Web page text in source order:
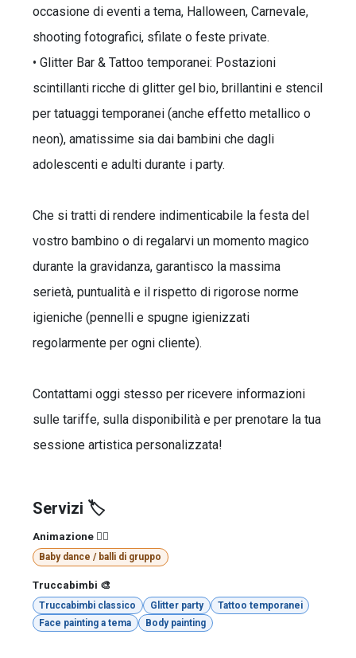
occasione di eventi a tema, Halloween, Carnevale,
shooting fotografici, sfilate o feste private.
• Glitter Bar & Tattoo temporanei: Postazioni
scintillanti ricche di glitter gel bio, brillantini e stencil
per tatuaggi temporanei (anche effetto metallico o
neon), amatissime sia dai bambini che dagli
adolescenti e adulti durante i party.
Che si tratti di rendere indimenticabile la festa del
vostro bambino o di regalarvi un momento magico
durante la gravidanza, garantisco la massima
serietà, puntualità e il rispetto di rigorose norme
igieniche (pennelli e spugne igienizzati
regolarmente per ogni cliente).
Contattami oggi stesso per ricevere informazioni
sulle tariffe, sulla disponibilità e per prenotare la tua
sessione artistica personalizzata!
Servizi 🏷️
Animazione 🤹‍♂️
Baby dance / balli di gruppo
Truccabimbi 🎨
Truccabimbi classico Glitter party
Tattoo temporanei
Face painting a tema
Body painting